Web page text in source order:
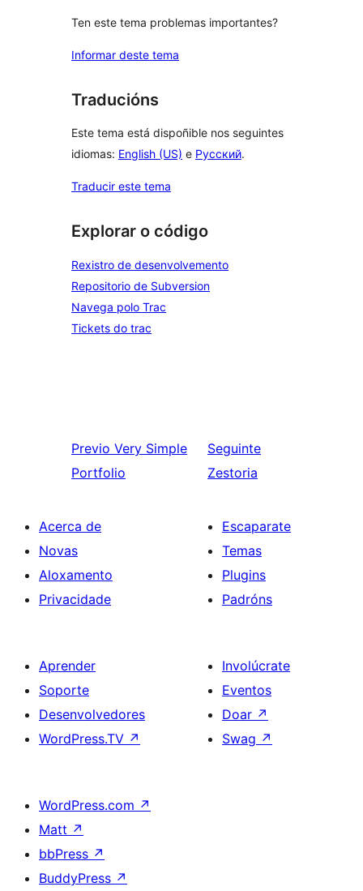
Ten este tema problemas importantes?
Informar deste tema
Traducións
Este tema está dispoñible nos seguintes
idiomas: English (US) e Русский.
Traducir este tema
Explorar o código
Rexistro de desenvolvemento
Repositorio de Subversion
Navega polo Trac
Tickets do trac
Previo Very Simple
Portfolio
Seguinte
Zestoria
Acerca de
Novas
Aloxamento
Privacidade
Escaparate
Temas
Plugins
Padróns
Aprender
Soporte
Desenvolvedores
WordPress.TV ↗
Involúcrate
Eventos
Doar ↗
Swag ↗
WordPress.com ↗
Matt ↗
bbPress ↗
BuddyPress ↗